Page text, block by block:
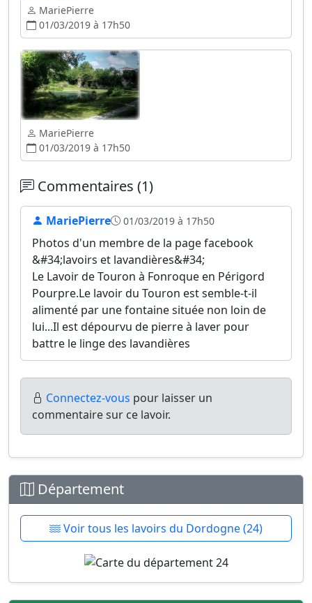
MariePierre
01/03/2019 à 17h50
MariePierre
01/03/2019 à 17h50
Commentaires (1)
MariePierre 01/03/2019 à 17h50
Photos d'un membre de la page facebook
&#34;lavoirs et lavandières&#34;
Le Lavoir de Touron à Fonroque en Périgord
Pourpre.Le lavoir du Touron est semble-t-il
alimenté par une fontaine située non loin de
lui...Il est dépourvu de pierre à laver pour
battre le linge des lavandières
Connectez-vous pour laisser un
commentaire sur ce lavoir.
Département
Voir tous les lavoirs du Dordogne (24)